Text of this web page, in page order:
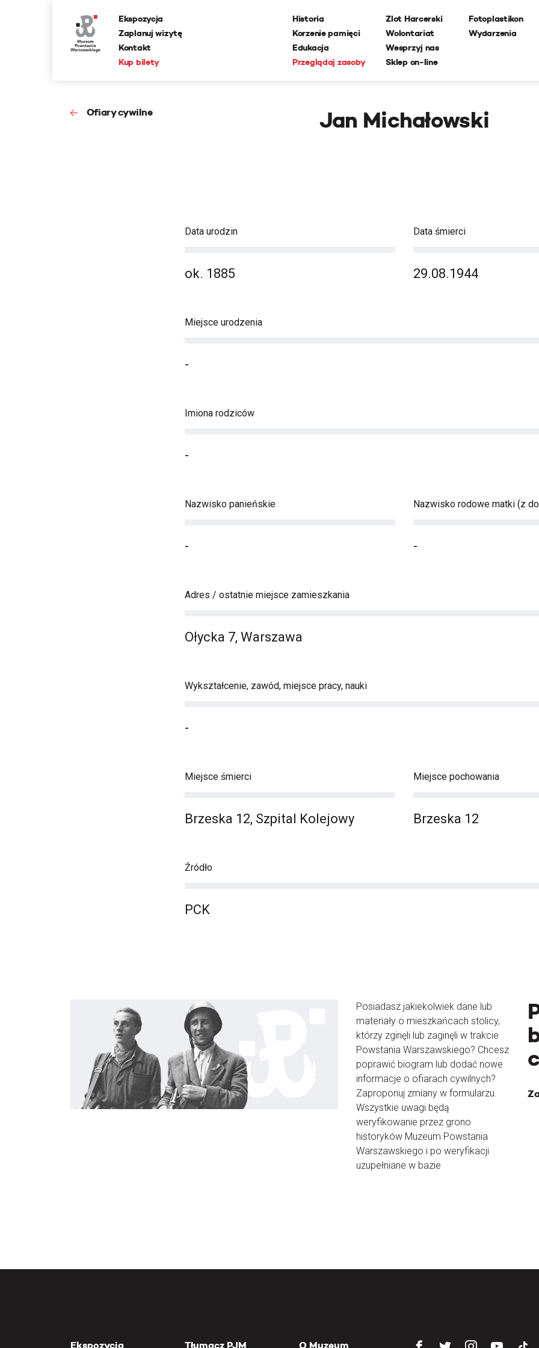
Ekspozycja
Zaplanuj wizytę
Kontakt
Kup bilety
Historia
Korzenie pamięci
Edukacja
Przeglądaj zasoby
Zlot Harcerski
Wolontariat
Wesprzyj nas
Sklep on-line
Fotoplastikon
Wydarzenia
Ofiary cywilne Jan Michałowski
Data urodzin
ok. 1885
Data śmierci
29.08.1944
Miejsce urodzenia
-
Imiona rodziców
-
Nazwisko panieńskie
-
Nazwisko rodowe matki (z
-
Adres / ostatnie miejsce zamieszkania
Ołycka 7, Warszawa
Wykształcenie, zawód, miejsce pracy, nauki
-
Miejsce śmierci
Brzeska 12, Szpital Kolejowy
Miejsce pochowania
Brzeska 12
Źródło
PCK
Posiadasz jakiekolwiek dane lub
materiały o mieszkańcach stolicy,
którzy zginęli lub zaginęli w trakcie
Powstania Warszawskiego? Chcesz
poprawić biogram lub dodać nowe
informacje o ofiarach cywilnych?
Zaproponuj zmiany w formularzu.
Wszystkie uwagi będą
weryfikowanie przez grono
historyków Muzeum Powstania
Warszawskiego i po weryfikacji
uzupełniane w bazie
Ekspozycja Tłumacz PJM O Muzeum